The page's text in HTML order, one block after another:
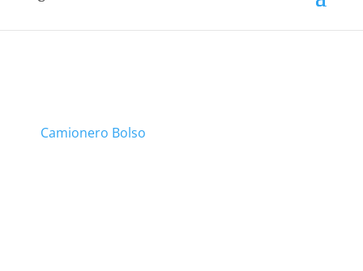
Camionero Bolso